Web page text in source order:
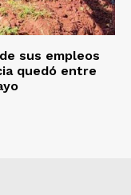
sus empleos
quedó entre